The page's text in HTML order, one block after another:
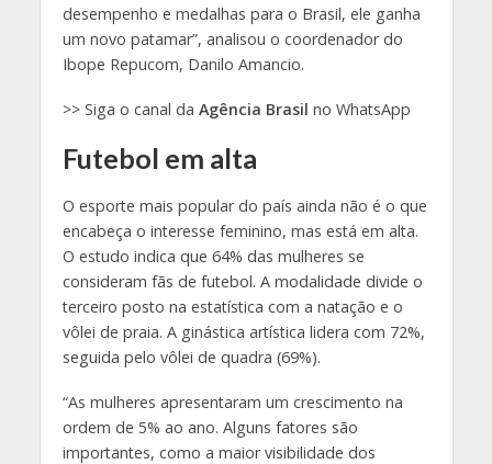
desempenho e medalhas para o Brasil, ele ganha
um novo patamar”, analisou o coordenador do
Ibope Repucom, Danilo Amancio.
>> Siga o canal da Agência Brasil no WhatsApp
Futebol em alta
O esporte mais popular do país ainda não é o que
encabeça o interesse feminino, mas está em alta.
O estudo indica que 64% das mulheres se
consideram fãs de futebol. A modalidade divide o
terceiro posto na estatística com a natação e o
vôlei de praia. A ginástica artística lidera com 72%,
seguida pelo vôlei de quadra (69%).
“As mulheres apresentaram um crescimento na
ordem de 5% ao ano. Alguns fatores são
importantes, como a maior visibilidade dos